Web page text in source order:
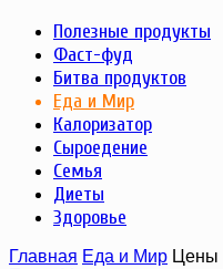
Полезные продукты
Фаст-фуд
Битва продуктов
Еда и Мир
Калоризатор
Сыроедение
Семья
Диеты
Здоровье
Главная Еда и Мир Цены